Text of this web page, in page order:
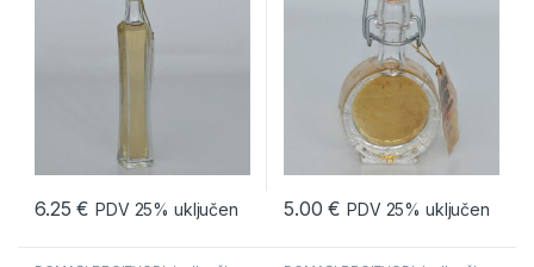
6.25€ PDV 25% uključen 5.00€ PDV 25% uključen